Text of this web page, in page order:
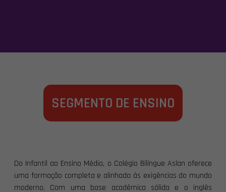
SEGMENTO DE ENSINO
Do Infantil ao Ensino Médio, o Colégio Bilíngue Aslan oferece
uma formação completa e alinhada às exigências do mundo
moderno. Com uma base acadêmica sólida e o inglês